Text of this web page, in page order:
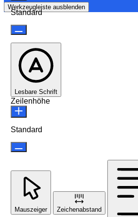
Werkzeugleiste ausblenden
Standard
Lesbare Schrift
Zeilenhöhe
Standard
Mauszeiger Zeichenabstand